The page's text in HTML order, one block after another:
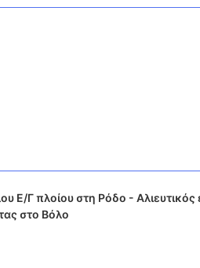
Γ πλοίου στη Ρόδο - Αλιευτικός
στο Βόλο